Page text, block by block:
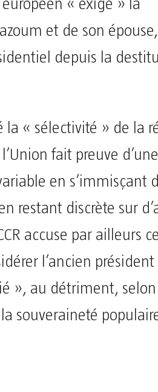
« exige » la
et de son épouse,
depuis la
la « sélectivité » de la
fait preuve d’une
en s’immisçant
restant discrète sur
accuse par ailleurs
l’ancien président
», au détriment,
souveraineté